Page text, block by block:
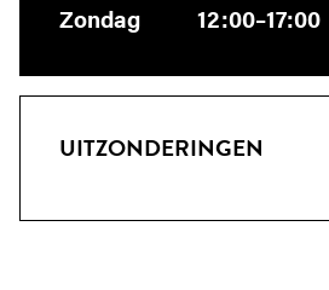
Zondag
12:00–17:00
UITZONDERINGEN